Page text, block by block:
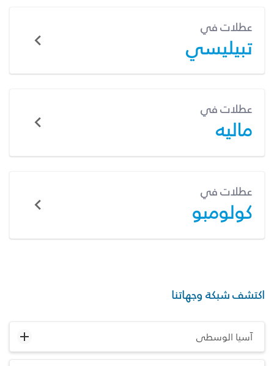
عطلات في
تبيليسي
عطلات في
ماليه
عطلات في
كولومبو
اكتشف شبكة وجهاتنا
آسيا الوسطى